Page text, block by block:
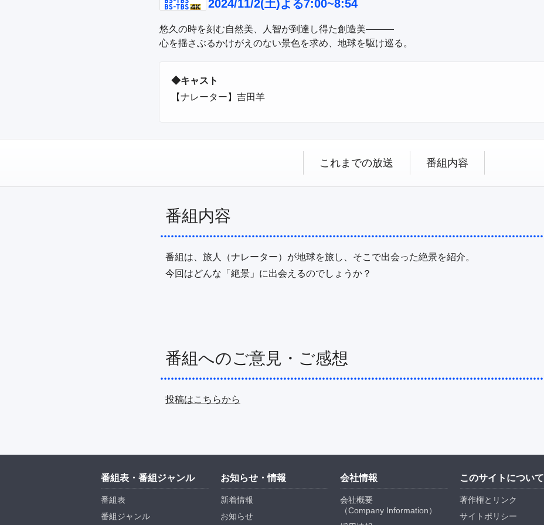
2024/11/2(土)よる7:00~8:54
悠久の時を刻む自然美、人智が到達し得た創造美———
心を揺さぶるかけがえのない景色を求め、地球を駆け巡る。
◆キャスト
【ナレーター】吉田羊
これまでの放送 番組内容
番組内容
番組は、旅人（ナレーター）が地球を旅し、そこで出会った絶景を紹介。
番組へのご意見・ご感想
投稿はこちらから
番組表・番組ジャンル
番組表
番組ジャンル
お知らせ・情報
新着情報
お知らせ
会社情報
会社概要
（Company Information）
このサイトについて
著作権とリンク
サイトポリシー